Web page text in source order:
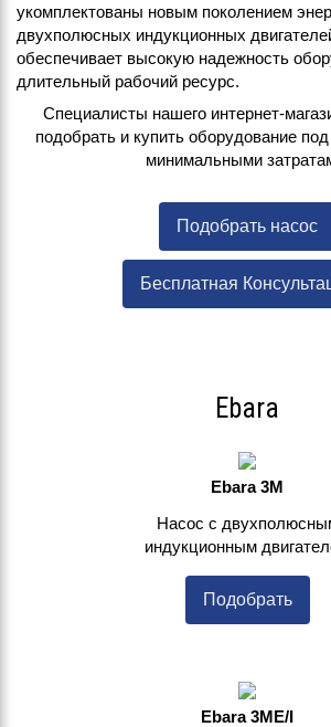
укомплектованы новым поколением
двухполюсных индукционных
обеспечивает высокую надежность
длительный рабочий ресурс.
Специалисты нашего интернет-
подобрать и купить оборудование
минимальными
Подобрать насос
Бесплатная
Ebara
Ebara 3M
Насос с
индукционным
Подобрать
Ebara 3ME/I